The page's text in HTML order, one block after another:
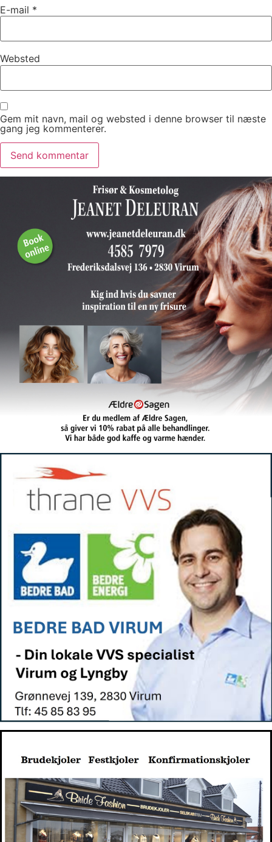
E-mail *
Websted
Gem mit navn, mail og websted i denne browser til næste
gang jeg kommenterer.